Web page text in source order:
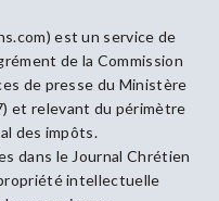
est un service de
de la Commission
de presse du Ministère
et relevant du périmètre
des impôts.
dans le Journal Chrétien
intellectuelle